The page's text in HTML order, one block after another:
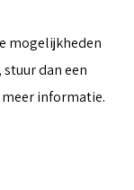
mogelijkheden
dan een
informatie.